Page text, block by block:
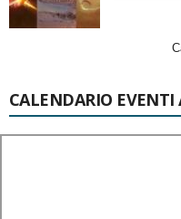
CALENDARIO